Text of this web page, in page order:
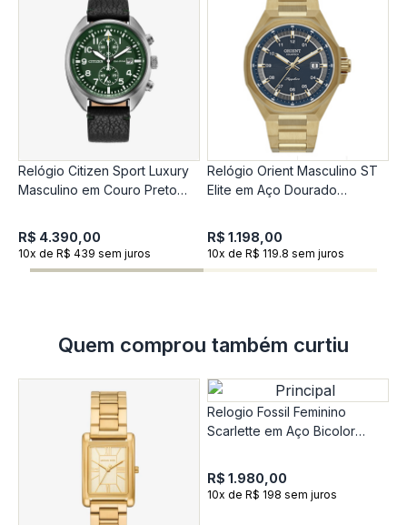
Relógio Citizen Sport Luxury
Masculino em Couro Preto
R$ 4.390,00
10x de R$ 439 sem juros
Relógio Orient Masculino ST
Elite em Aço Dourado
R$ 1.198,00
10x de R$ 119.8 sem juros
Quem comprou também curtiu
Relogio Fossil Feminino
Scarlette em Aço Bicolor
R$ 1.980,00
10x de R$ 198 sem juros